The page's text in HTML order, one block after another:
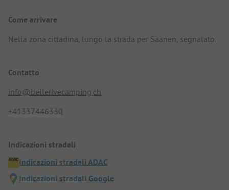
Come arrivare
Nella zona cittadina, lungo la strada per Saanen, segnalato.
Contatto
info@bellerivecamping.ch
+41337446330
Indicazioni stradali
Indicazioni stradali ADAC
Indicazioni stradali Google